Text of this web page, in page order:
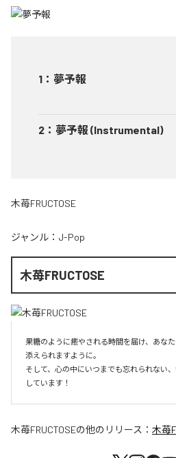
1 ： 夢予報
2 ： 夢予報 (Instrumental)
木苺FRUCTOSE
ジャンル： J-Pop
木苺FRUCTOSE
果糖のように癒やされる時間を届け、あな
添えられますように。
そして、心の中にいつまでも忘れられない
しています！
木苺FRUCTOSEの他のリリース： 木苺